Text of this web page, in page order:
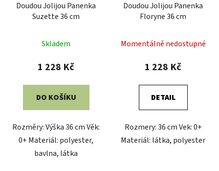
Doudou Jolijou Panenka
Suzette 36 cm
Skladem
1 228 Kč
DO KOŠÍKU
Rozměry: Výška 36 cm Věk:
0+ Materiál: polyester,
bavlna, látka
Doudou Jolijou Panenka
Floryne 36 cm
Momentálně nedostupné
1 228 Kč
DETAIL
Rozmery: 36 cm Vek: 0+
Materiál: látka, polyester